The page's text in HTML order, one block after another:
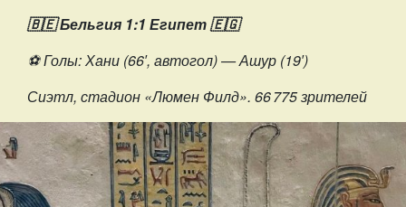
🇧🇪 Бельгия 1:1 Египет 🇪🇬
⚽️ Голы: Хани (66′, автогол) — Ашур (19′)
Сиэтл, стадион «Люмен Филд». 66 775 зрителей